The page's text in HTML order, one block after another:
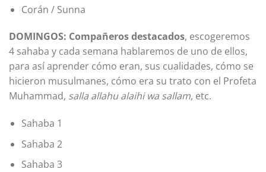
Corán / Sunna
DOMINGOS: Compañeros destacados, escogeremos
4 sahaba y cada semana hablaremos de uno de ellos,
para así aprender cómo eran, sus cualidades, cómo se
hicieron musulmanes, cómo era su trato con el Profeta
Muhammad, salla allahu alaihi wa sallam, etc.
Sahaba 1
Sahaba 2
Sahaba 3